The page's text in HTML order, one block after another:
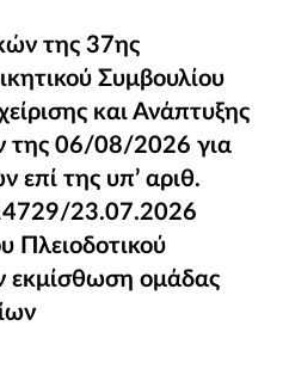
της 37ης
Συμβουλίου του
και Ανάπτυξης
της 06/08/2026 για
επί της υπ’ αριθ.
23.07.2026
Πλειοδοτικού
εκμίσθωση ομάδας
της 37ης
Συμβουλίου
και Ανάπτυξης
της 06/08/2026 για
επί της υπ’ αριθ.
23.07.2026
Πλειοδοτικού
εκμίσθωση ομάδας